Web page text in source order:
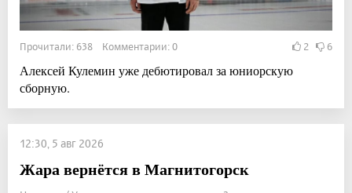
Прочитали: 638 Комментарии: 0 2 6
Алексей Кулемин уже дебютировал за юниорскую
сборную.
12:30, 5 авг 2026
Жара вернётся в Магнитогорск